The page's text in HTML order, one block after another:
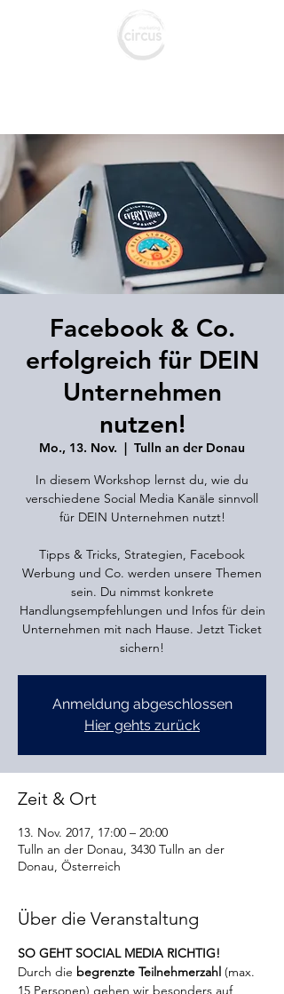
Facebook & Co.
erfolgreich für DEIN
Unternehmen
nutzen!
Mo., 13. Nov.
  |
Tulln an der Donau
In diesem Workshop lernst du, wie du
verschiedene Social Media Kanäle sinnvoll
für DEIN Unternehmen nutzt!
Tipps & Tricks, Strategien, Facebook
Werbung und Co. werden unsere Themen
sein. Du nimmst konkrete
Handlungsempfehlungen und Infos für dein
Unternehmen mit nach Hause. Jetzt Ticket
sichern!
Anmeldung abgeschlossen
Hier gehts zurück
Zeit & Ort
13. Nov. 2017, 17:00 – 20:00
Tulln an der Donau, 3430 Tulln an der
Donau, Österreich
Über die Veranstaltung
SO GEHT SOCIAL MEDIA RICHTIG!
Durch die begrenzte Teilnehmerzahl (max.
15 Personen) gehen wir besonders auf